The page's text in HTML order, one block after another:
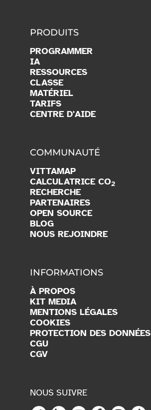
PRODUITS
PROGRAMMER
IA
RESSOURCES
CLASSE
MATÉRIEL
TARIFS
CENTRE D'AIDE
COMMUNAUTÉ
VITTAMAP
CALCULATRICE CO2
RECHERCHE
PARTENAIRES
OPEN SOURCE
BLOG
NOUS REJOINDRE
INFORMATIONS
À PROPOS
KIT MEDIA
MENTIONS LÉGALES
COOKIES
PROTECTION DES DONNÉES
CGU
CGV
NOUS SUIVRE